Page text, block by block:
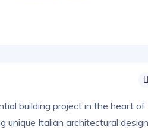
building project in the heart of
unique Italian architectural